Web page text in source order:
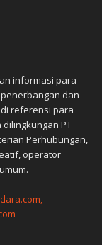
informasi para
dan
referensi para
PT
Perhubungan,
operator